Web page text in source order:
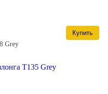
Купить
Grey